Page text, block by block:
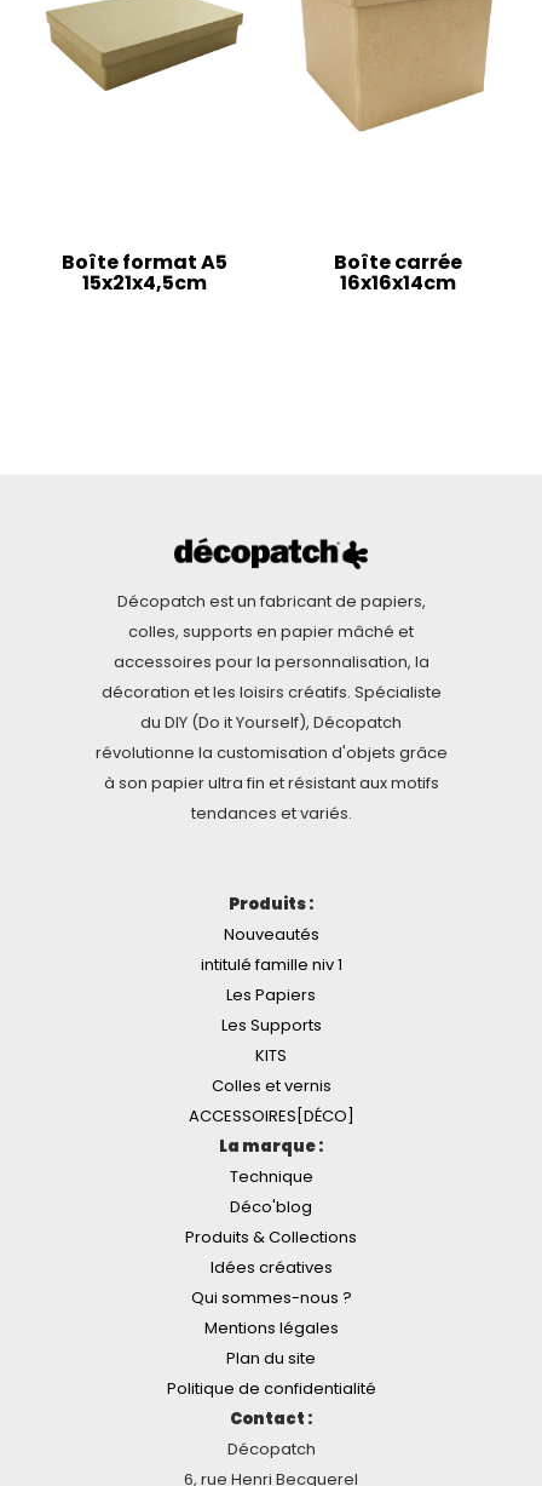
Boîte format A5
15x21x4,5cm
Boîte carrée
16x16x14cm
Décopatch est un fabricant de papiers,
colles, supports en papier mâché et
accessoires pour la personnalisation, la
décoration et les loisirs créatifs. Spécialiste
du DIY (Do it Yourself), Décopatch
révolutionne la customisation d'objets grâce
à son papier ultra fin et résistant aux motifs
tendances et variés.
Produits :
Nouveautés
intitulé famille niv 1
Les Papiers
Les Supports
KITS
Colles et vernis
ACCESSOIRES[DÉCO]
La marque :
Technique
Déco'blog
Produits & Collections
Idées créatives
Qui sommes-nous ?
Mentions légales
Plan du site
Politique de confidentialité
Contact :
Décopatch
6, rue Henri Becquerel